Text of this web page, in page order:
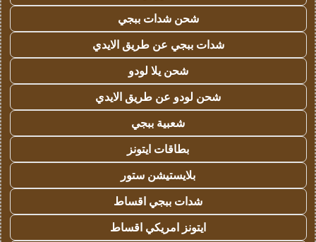
شحن شدات ببجي
شدات ببجي عن طريق الايدي
شحن يلا لودو
شحن لودو عن طريق الايدي
شعبية ببجي
بطاقات ايتونز
بلايستيشن ستور
شدات ببجي اقساط
ايتونز امريكي اقساط